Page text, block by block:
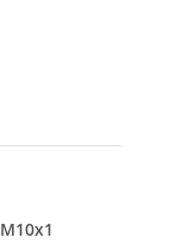
M10x1